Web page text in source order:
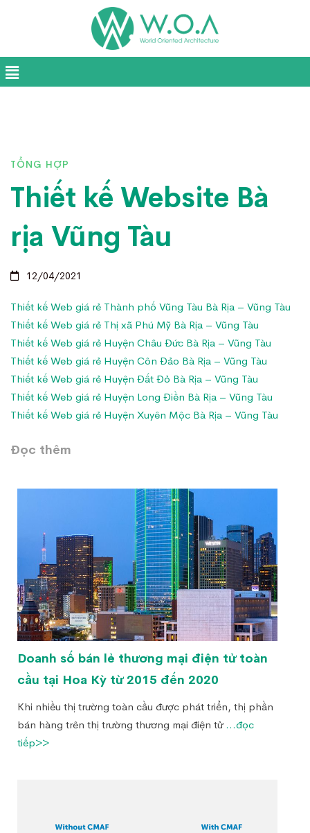
TỔNG HỢP
Thiết kế Website Bà
rịa Vũng Tàu
12/04/2021
Thiết kế Web giá rẻ Thành phố Vũng Tàu Bà Rịa – Vũng Tàu
Thiết kế Web giá rẻ Thị xã Phú Mỹ Bà Rịa – Vũng Tàu
Thiết kế Web giá rẻ Huyện Châu Đức Bà Rịa – Vũng Tàu
Thiết kế Web giá rẻ Huyện Côn Đảo Bà Rịa – Vũng Tàu
Thiết kế Web giá rẻ Huyện Đất Đỏ Bà Rịa – Vũng Tàu
Thiết kế Web giá rẻ Huyện Long Điền Bà Rịa – Vũng Tàu
Thiết kế Web giá rẻ Huyện Xuyên Mộc Bà Rịa – Vũng Tàu
Đọc thêm
Doanh số bán lẻ thương mại điện tử toàn
cầu tại Hoa Kỳ từ 2015 đến 2020
Khi nhiều thị trường toàn cầu được phát triển, thị phần
bán hàng trên thị trường thương mại điện tử ...đọc
tiếp>>